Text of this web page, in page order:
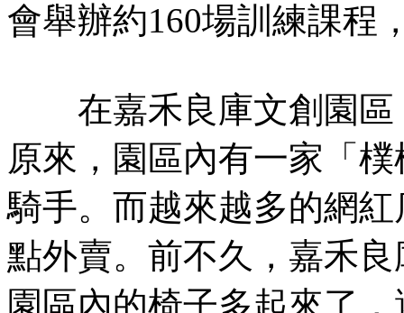
會舉辦約160場訓練課程
在嘉禾良庫文創園區
原來，園區內有一家「
騎手。而越來越多的網
點外賣。前不久，嘉禾
園區內的椅子多起來了